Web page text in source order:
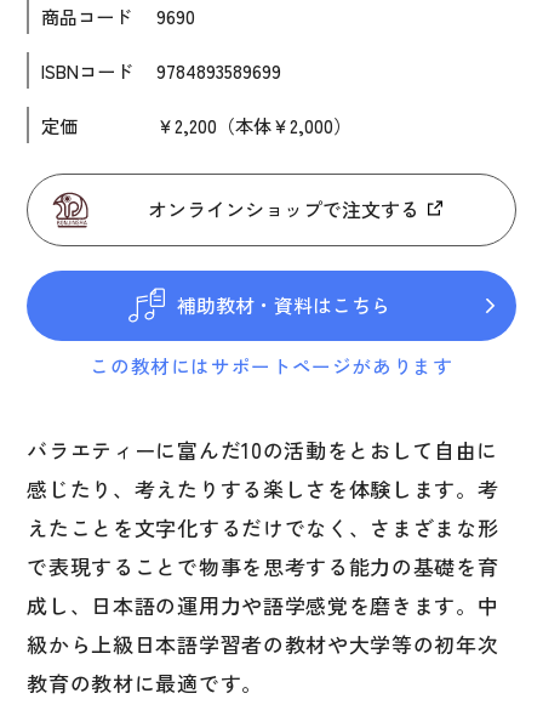
日本語学習関連副読本
日本事情
定期刊行物
ビデオ・ＤＶＤ
コンピューター
カセットテープ・ＣＤ
カード・ゲーム・絵教材
図表
辞典
日本語学習辞典
漢字字典（辞典）
英語辞典
韓国語辞典
商品コード 9690
ISBNコード 9784893589699
定価 ￥2,200（本体￥2,000）
オンラインショップで注文する
補助教材・資料はこちら
この教材にはサポートページがあります
バラエティーに富んだ10の活動をとおして自由に
感じたり、考えたりする楽しさを体験します。考
えたことを文字化するだけでなく、さまざまな形
で表現することで物事を思考する能力の基礎を育
成し、日本語の運用力や語学感覚を磨きます。中
級から上級日本語学習者の教材や大学等の初年次
教育の教材に最適です。